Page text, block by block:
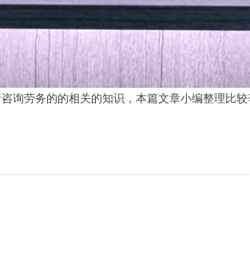
询劳务的的相关的知识，本篇文章小编整理比较